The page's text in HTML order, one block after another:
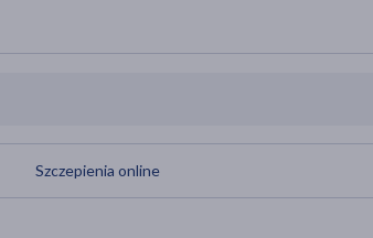
Szczepienia online